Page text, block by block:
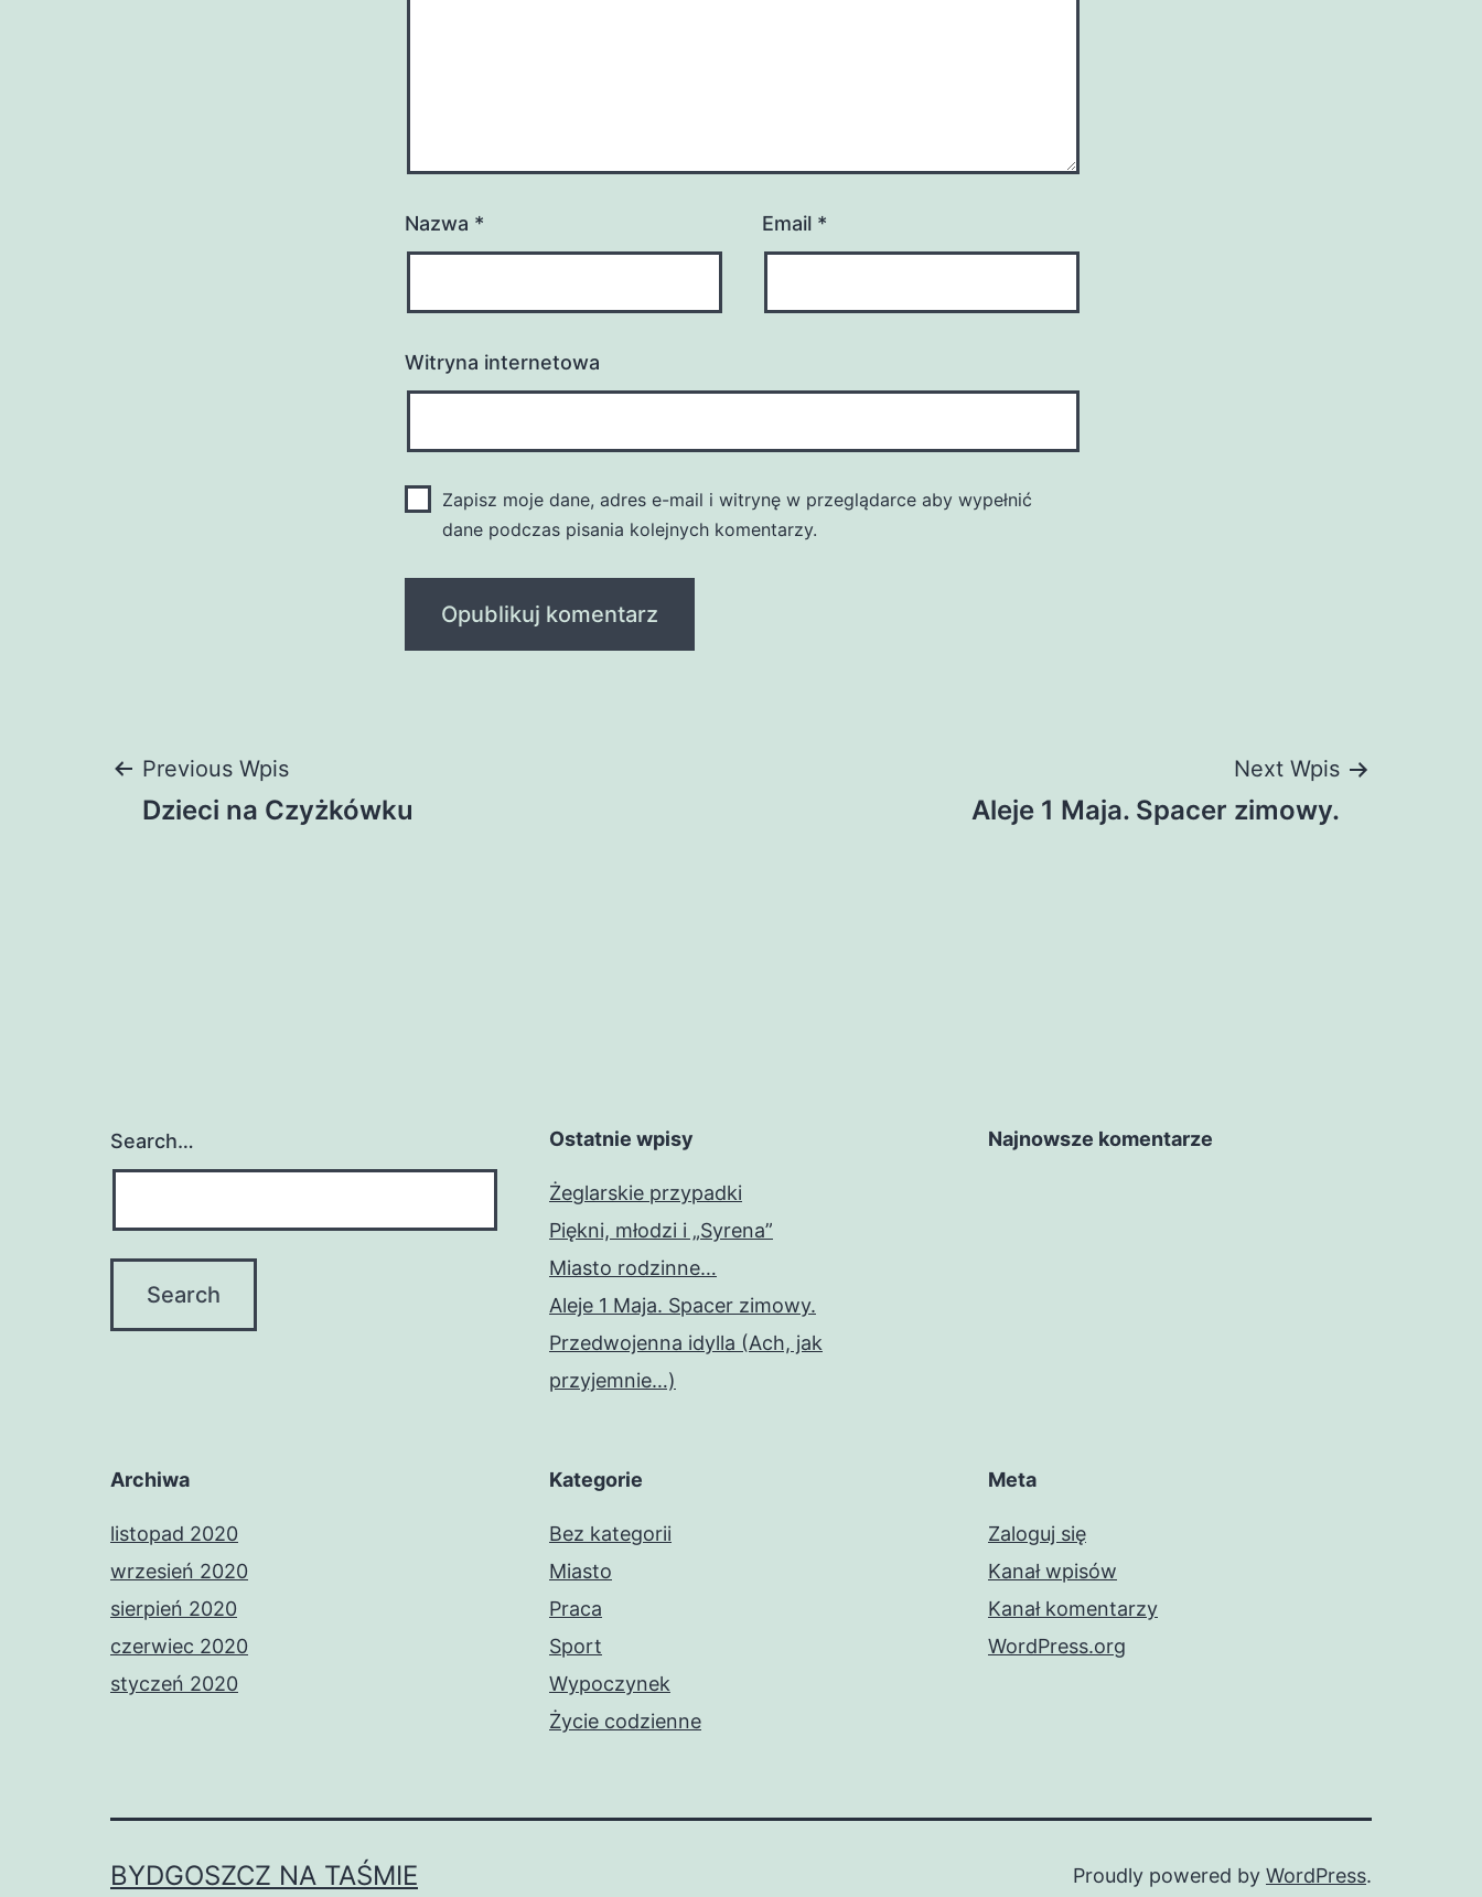
Nazwa * Email *
Witryna internetowa
Zapisz moje dane, adres e-mail i witrynę w przeglądarce aby wypełnić
dane podczas pisania kolejnych komentarzy.
Nawigacja
Previous Wpis
Dzieci na Czyżkówku
Next Wpis
Aleje 1 Maja. Spacer zimowy.
Search… Ostatnie wpisy
Żeglarskie przypadki
Piękni, młodzi i „Syrena”
Miasto rodzinne…
Aleje 1 Maja. Spacer zimowy.
Przedwojenna idylla (Ach, jak
przyjemnie…)
Najnowsze komentarze
Archiwa
listopad 2020
wrzesień 2020
sierpień 2020
czerwiec 2020
styczeń 2020
Kategorie
Bez kategorii
Miasto
Praca
Sport
Wypoczynek
Życie codzienne
Meta
Zaloguj się
Kanał wpisów
Kanał komentarzy
WordPress.org
BYDGOSZCZ NA TAŚMIE Proudly powered by WordPress.